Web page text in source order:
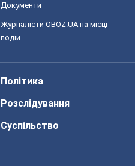
Документи
Журналісти OBOZ.UA на місці
подій
Політика
Розслідування
Суспільство